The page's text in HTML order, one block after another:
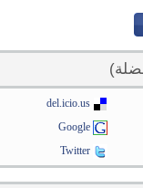
del.icio.us
Google
Twitter